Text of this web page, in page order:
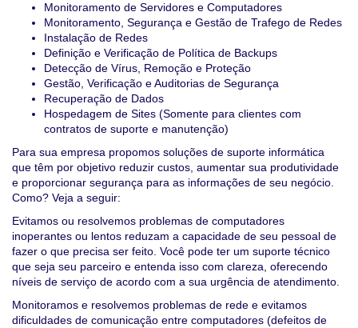
Monitoramento de Servidores e Computadores
Monitoramento, Segurança e Gestão de Trafego de Redes
Instalação de Redes
Definição e Verificação de Política de Backups
Detecção de Vírus, Remoção e Proteção
Gestão, Verificação e Auditorias de Segurança
Recuperação de Dados
Hospedagem de Sites (Somente para clientes com
contratos de suporte e manutenção)
Para sua empresa propomos soluções de suporte informática
que têm por objetivo reduzir custos, aumentar sua produtividade
e proporcionar segurança para as informações de seu negócio.
Como? Veja a seguir:
Evitamos ou resolvemos problemas de computadores
inoperantes ou lentos reduzam a capacidade de seu pessoal de
fazer o que precisa ser feito. Você pode ter um suporte técnico
que seja seu parceiro e entenda isso com clareza, oferecendo
níveis de serviço de acordo com a sua urgência de atendimento.
Monitoramos e resolvemos problemas de rede e evitamos
dificuldades de comunicação entre computadores (defeitos de